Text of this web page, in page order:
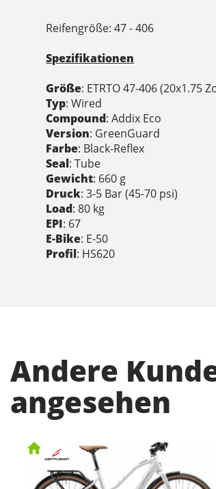
Reifengröße: 47 - 406
Spezifikationen
Größe: ETRTO 47-406 (20x1.75
Typ: Wired
Compound: Addix Eco
Version: GreenGuard
Farbe: Black-Reflex
Seal: Tube
Gewicht: 660 g
Druck: 3-5 Bar (45-70 psi)
Load: 80 kg
EPI: 67
E-Bike: E-50
Profil: HS620
Andere
angesehen